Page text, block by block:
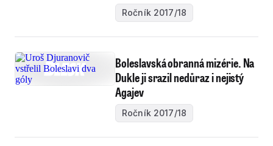
Ročník 2017/18
Boleslavská obranná mizérie. Na
Dukle ji srazil nedůraz i nejistý
Agajev
Ročník 2017/18